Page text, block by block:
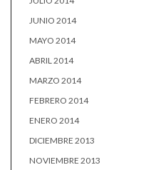
JUNIO 2014
MAYO 2014
ABRIL 2014
MARZO 2014
FEBRERO 2014
ENERO 2014
DICIEMBRE 2013
NOVIEMBRE 2013